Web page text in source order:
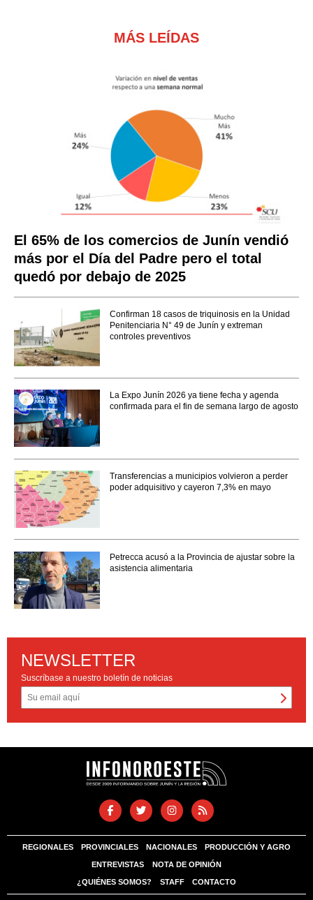
MÁS LEÍDAS
El 65% de los comercios de Junín vendió
más por el Día del Padre pero el total
quedó por debajo de 2025
Confirman 18 casos de triquinosis en la Unidad
Penitenciaria N° 49 de Junín y extreman
controles preventivos
La Expo Junín 2026 ya tiene fecha y agenda
confirmada para el fin de semana largo de agosto
Transferencias a municipios volvieron a perder
poder adquisitivo y cayeron 7,3% en mayo
Petrecca acusó a la Provincia de ajustar sobre la
asistencia alimentaria
NEWSLETTER
Suscríbase a nuestro boletín de noticias
REGIONALES PROVINCIALES NACIONALES PRODUCCIÓN Y AGRO
ENTREVISTAS NOTA DE OPINIÓN
¿QUIÉNES SOMOS? STAFF CONTACTO